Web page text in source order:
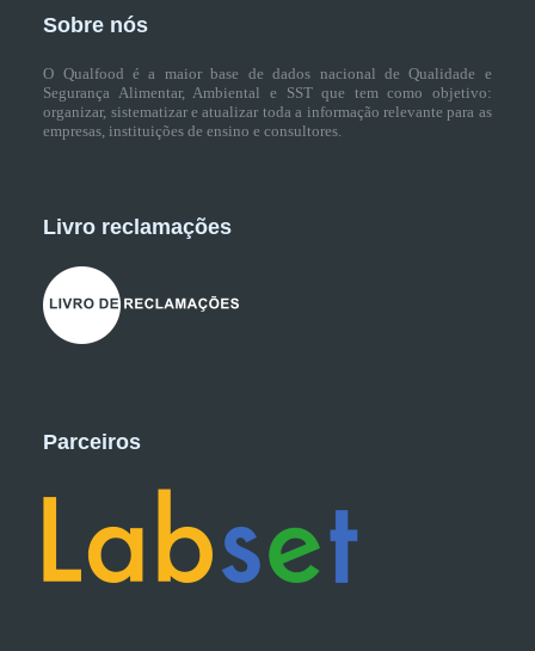
Sobre nós
O Qualfood é a maior base de dados nacional de Qualidade e
Segurança Alimentar, Ambiental e SST que tem como objetivo:
organizar, sistematizar e atualizar toda a informação relevante para as
empresas, instituições de ensino e consultores.
Livro reclamações
Parceiros